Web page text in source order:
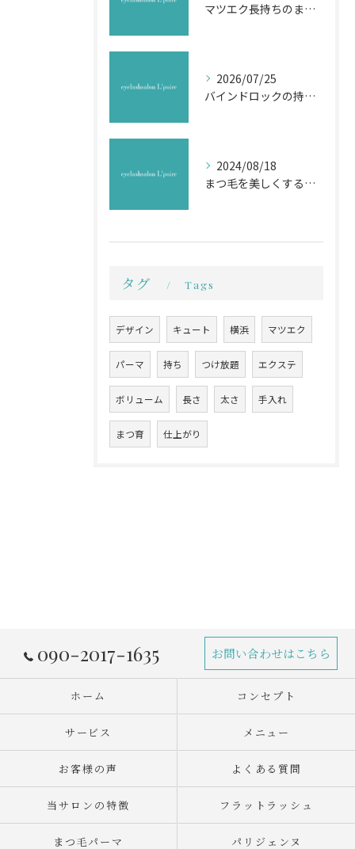
マツエク長持ちのまつ毛ケア法
2026/07/25
バインドロックの持続効果を高める技術解説
2024/08/18
まつ毛を美しくするためのお手入れ法
タグ Tags
デザイン キュート 横浜 マツエク
パーマ 持ち つけ放題 エクステ
ボリューム 長さ 太さ 手入れ
まつ育 仕上がり
090-2017-1635 お問い合わせはこちら
ホーム コンセプト
サービス メニュー
お客様の声 よくある質問
当サロンの特徴 フラットラッシュ
まつ毛パーマ パリジェンヌ